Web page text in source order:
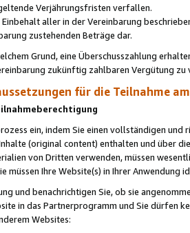
Verjährungsfristen verfallen.
Einbehalt aller in der Vereinbarung
zustehenden Beträge dar.
Grund, eine Überschusszahlung
zukünftig zahlbaren Vergütung zu
für die Teilnahme
ein, indem Sie einen vollständigen
(original content) enthalten und über
von Dritten verwenden, müssen
müssen Ihre Website(s) in Ihrer Anwendung
und benachrichtigen Sie, ob sie
in das Partnerprogramm und Sie dürfen
Websites: